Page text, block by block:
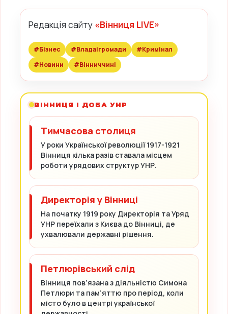
Редакція сайту «Вінниця LIVE»
#Бізнес #Владаігромади
#Кримінал
#Новини
#Вінниччині
ВІННИЦЯ І ДОБА УНР
Тимчасова столиця
У роки Української революції 1917-1921
Вінниця кілька разів ставала місцем
роботи урядових структур УНР.
Директорія у Вінниці
На початку 1919 року Директорія та Уряд
УНР переїхали з Києва до Вінниці, де
ухвалювали державні рішення.
Петлюрівський слід
Вінниця пов’язана з діяльністю Симона
Петлюри та пам’яттю про період, коли
місто було в центрі української